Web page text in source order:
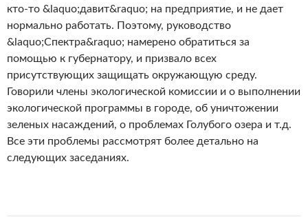
кто-то &laquo;давит&raquo; на предприятие, и не дает
нормально работать. Поэтому, руководство
&laquo;Спектра&raquo; намерено обратиться за
помощью к губернатору, и призвало всех
присутствующих защищать окружающую среду.
Говорили члены экологической комиссии и о выполнении
экологической программы в городе, об уничтожении
зеленых насаждений, о проблемах Голубого озера и т.д.
Все эти проблемы рассмотрят более детально на
следующих заседаниях.